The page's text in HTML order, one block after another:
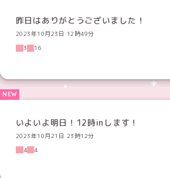
昨日はありがとうございました！
2023年10月23日 12時49分
3
16
いよいよ明日！12時inします！
2023年10月21日 23時12分
4
4